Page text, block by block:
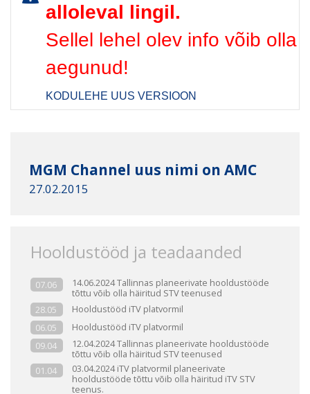
alloleval lingil.
Sellel lehel olev info võib olla
aegunud!
KODULEHE UUS VERSIOON
MGM Channel uus nimi on AMC
27.02.2015
Hooldustööd ja teadaanded
07.06
14.06.2024 Tallinnas planeerivate hooldustööde
tõttu võib olla häiritud STV teenused
28.05
Hooldustööd iTV platvormil
06.05
Hooldustööd iTV platvormil
09.04
12.04.2024 Tallinnas planeerivate hooldustööde
tõttu võib olla häiritud STV teenused
01.04
03.04.2024 iTV platvormil planeerivate
hooldustööde tõttu võib olla häiritud iTV STV
teenus.